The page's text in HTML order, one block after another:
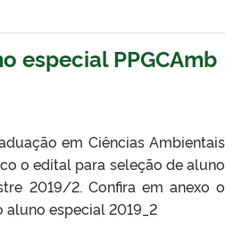
especial PPGCAmb
em Ciências Ambientais
o edital para seleção de aluno
2019/2. Confira em anexo o
especial 2019_2